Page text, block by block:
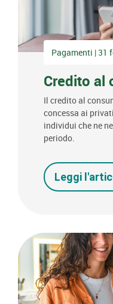
Pagamenti | 31
Credito al
Il credito al
concessa ai
individui che ne
periodo.
Leggi